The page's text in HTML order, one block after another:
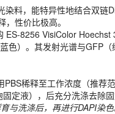
ES-8256 VisiColor Hoechst
色）。其发射光谱与GFP
与洗涤后，再进行DAPI染
料，能特异性地结合双链
性价比极高。
8256 VisiColor Hoechst
色）。其发射光谱与GFP
稀释至工作浓度（推荐
定液），后充分洗涤去除固
与洗涤后，再进行DAPI染色